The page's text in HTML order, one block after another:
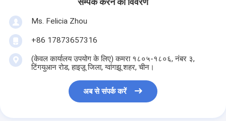
सम्पर्क करने का विवरण
Ms. Felicia Zhou
+86 17873657316
(केवल कार्यालय उपयोग के लिए) कमरा १८०५-१८०६, नंबर ३,
टिंगयुआन रोड, हाइज़ू जिला, ग्वांगझू शहर, चीन।
अब से संपर्क करें